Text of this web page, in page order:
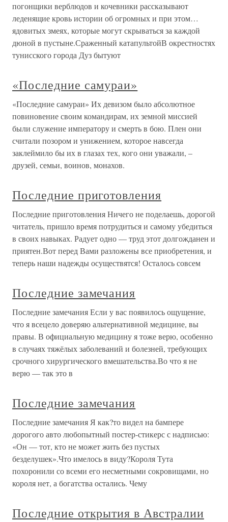
погонщики верблюдов и кочевники рассказывают
леденящие кровь истории об огромных и при этом…
ядовитых змеях, которые могут скрываться за каждой
дюной в пустыне.Сраженный катапультойВ окрестностях
тунисского города Дуз бытуют
«Последние самураи»
«Последние самураи» Их девизом было абсолютное
повиновение своим командирам, их земной миссией
были служение императору и смерть в бою. Плен они
считали позором и унижением, которое навсегда
заклеймило бы их в глазах тех, кого они уважали, –
друзей, семьи, воинов, монахов.
Последние приготовления
Последние приготовления Ничего не поделаешь, дорогой
читатель, пришло время потрудиться и самому убедиться
в своих навыках. Радует одно — труд этот долгожданен и
приятен.Вот перед Вами разложены все приобретения, и
теперь наши надежды осуществятся! Осталось совсем
Последние замечания
Последние замечания Если у вас появилось ощущение,
что я всецело доверяю альтернативной медицине, вы
правы. В официальную медицину я тоже верю, особенно
в случаях тяжёлых заболеваний и болезней, требующих
срочного хирургического вмешательства.Во что я не
верю — так это в
Последние замечания
Последние замечания Я как?то видел на бампере
дорогого авто любопытный постер-стикерс с надписью:
«Он — тот, кто не может жить без пустых
безделушек».Что имелось в виду?Короля Тута
похоронили со всеми его несметными сокровищами, но
короля нет, а богатства остались. Чему
Последние открытия в Австралии